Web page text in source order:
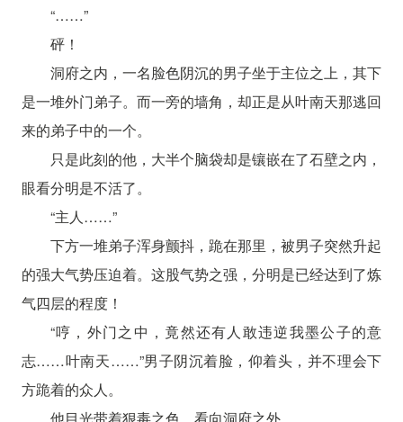
“……”
砰！
洞府之内，一名脸色阴沉的男子坐于主位之上，其下
是一堆外门弟子。而一旁的墙角，却正是从叶南天那逃回
来的弟子中的一个。
只是此刻的他，大半个脑袋却是镶嵌在了石壁之内，
眼看分明是不活了。
“主人……”
下方一堆弟子浑身颤抖，跪在那里，被男子突然升起
的强大气势压迫着。这股气势之强，分明是已经达到了炼
气四层的程度！
“哼，外门之中，竟然还有人敢违逆我墨公子的意
志……叶南天……”男子阴沉着脸，仰着头，并不理会下
方跪着的众人。
他目光带着狠毒之色，看向洞府之外。